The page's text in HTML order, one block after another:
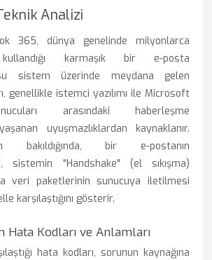
Analizi
365, dünya genelinde milyonlarca
karmaşık bir e-posta
sistem üzerinde meydana gelen
genellikle istemci yazılımı ile Microsoft
arasındaki haberleşme
uyuşmazlıklardan kaynaklanır.
bakıldığında, bir e-postanın
sistemin "Handshake" (el sıkışma)
veri paketlerinin sunucuya iletilmesi
karşılaştığını gösterir.
Hata Kodları ve Anlamları
hata kodları, sorunun kaynağına